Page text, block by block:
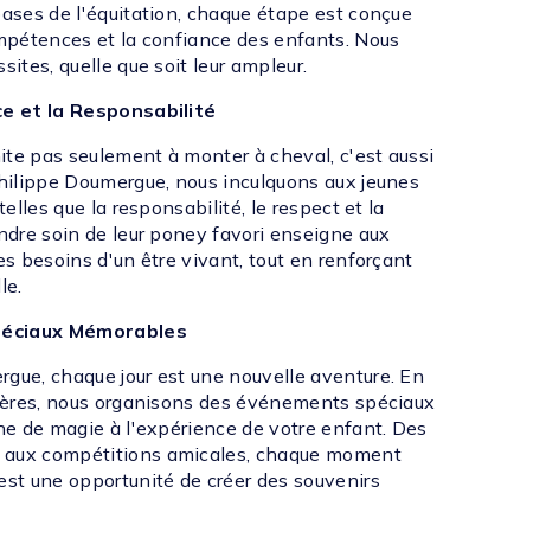
de l'équitation, chaque étape est conçue
et la confiance des enfants. Nous
quelle que soit leur ampleur.
et la Responsabilité
pas seulement à monter à cheval, c'est aussi
Doumergue, nous inculquons aux jeunes
que la responsabilité, le respect et la
soin de leur poney favori enseigne aux
besoins d'un être vivant, tout en renforçant
Mémorables
chaque jour est une nouvelle aventure. En
nous organisons des événements spéciaux
de magie à l'expérience de votre enfant. Des
compétitions amicales, chaque moment
une opportunité de créer des souvenirs